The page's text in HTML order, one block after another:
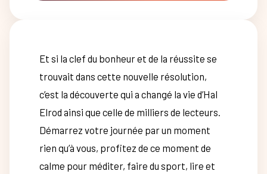
Et si la clef du bonheur et de la réussite se
trouvait dans cette nouvelle résolution,
c’est la découverte qui a changé la vie d’Hal
Elrod ainsi que celle de milliers de lecteurs.
Démarrez votre journée par un moment
rien qu’à vous, profitez de ce moment de
calme pour méditer, faire du sport, lire et